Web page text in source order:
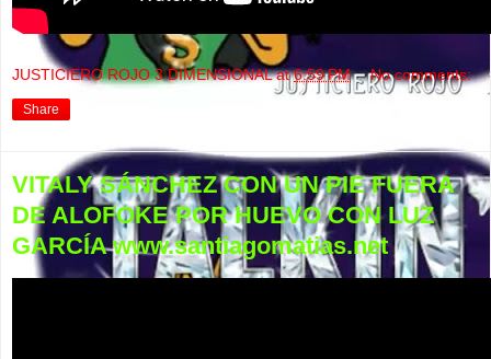
JUSTICIERO ROJO 3 DIMENSIONAL at6:59 PM No comments:
Share
VITALY SÁNCHEZ CON UN PIE FUERA
DE ALOFOKE POR HUEVO CON LUZ
GARCÍA www.santiagomatias.net